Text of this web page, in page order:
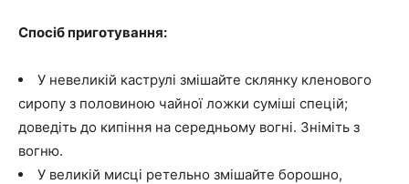
Спосіб приготування:
У невеликій каструлі змішайте склянку кленового
сиропу з половиною чайної ложки суміші спецій;
доведіть до кипіння на середньому вогні. Зніміть з
вогню.
У великій мисці ретельно змішайте борошно,